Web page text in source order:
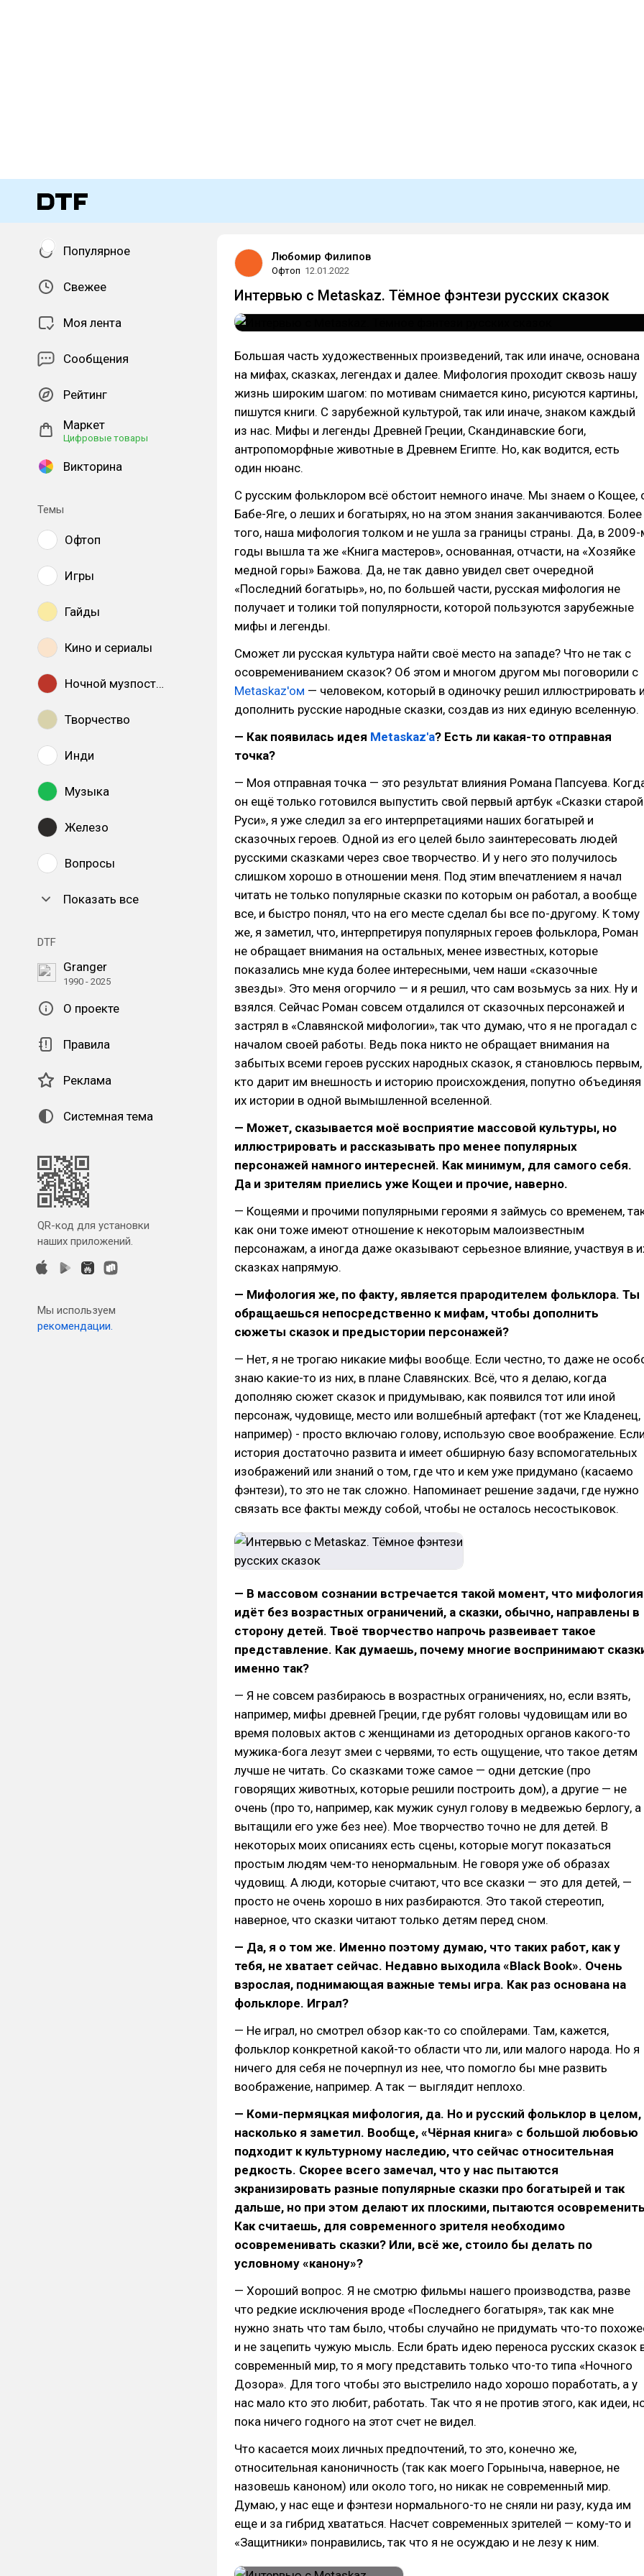
Популярное
Свежее
Моя лента
Сообщения
Рейтинг
Маркет
Цифровые товары
Викторина
Темы
Офтоп
Игры
Гайды
Кино и сериалы
Ночной музпостинг
Творчество
Инди
Музыка
Железо
Вопросы
Показать все
DTF
Granger
1990 - 2025
О проекте
Правила
Реклама
Системная тема
QR-код для установки
наших приложений.
Мы используем
рекомендации.
Любомир Филипов
Офтоп 12.01.2022
Интервью с Metaskaz. Тёмное фэнтези русских сказок
Большая часть художественных произведений, так или иначе, основана
на мифах, сказках, легендах и далее. Мифология проходит сквозь нашу
жизнь широким шагом: по мотивам снимается кино, рисуются картины,
пишутся книги. С зарубежной культурой, так или иначе, знаком каждый
из нас. Мифы и легенды Древней Греции, Скандинавские боги,
антропоморфные животные в Древнем Египте. Но, как водится, есть
один нюанс.
С русским фольклором всё обстоит немного иначе. Мы знаем о Кощее,
Бабе-Яге, о леших и богатырях, но на этом знания заканчиваются. Более
того, наша мифология толком и не ушла за границы страны. Да, в
годы вышла та же «Книга мастеров», основанная, отчасти, на «Хозяйке
медной горы» Бажова. Да, не так давно увидел свет очередной
«Последний богатырь», но, по большей части, русская мифология не
получает и толики той популярности, которой пользуются зарубежные
мифы и легенды.
Сможет ли русская культура найти своё место на западе? Что не так с
осовремениванием сказок? Об этом и многом другом мы поговорили с
Metaskaz'ом — человеком, который в одиночку решил иллюстрировать
дополнить русские народные сказки, создав из них единую вселенную.
— Как появилась идея Metaskaz'a? Есть ли какая-то отправная
точка?
— Моя отправная точка — это результат влияния Романа Папсуева.
он ещё только готовился выпустить свой первый артбук «Сказки старой
Руси», я уже следил за его интерпретациями наших богатырей и
сказочных героев. Одной из его целей было заинтересовать людей
русскими сказками через свое творчество. И у него это получилось
слишком хорошо в отношении меня. Под этим впечатлением я начал
читать не только популярные сказки по которым он работал, а вообще
все, и быстро понял, что на его месте сделал бы все по-другому. К тому
же, я заметил, что, интерпретируя популярных героев фольклора, Роман
не обращает внимания на остальных, менее известных, которые
показались мне куда более интересными, чем наши «сказочные
звезды». Это меня огорчило — и я решил, что сам возьмусь за них. Ну и
взялся. Сейчас Роман совсем отдалился от сказочных персонажей и
застрял в «Славянской мифологии», так что думаю, что я не прогадал с
началом своей работы. Ведь пока никто не обращает внимания на
забытых всеми героев русских народных сказок, я становлюсь первым,
кто дарит им внешность и историю происхождения, попутно объединяя
их истории в одной вымышленной вселенной.
— Может, сказывается моё восприятие массовой культуры, но
иллюстрировать и рассказывать про менее популярных
персонажей намного интересней. Как минимум, для самого себя.
Да и зрителям приелись уже Кощеи и прочие, наверно.
— Кощеями и прочими популярными героями я займусь со временем,
как они тоже имеют отношение к некоторым малоизвестным
персонажам, а иногда даже оказывают серьезное влияние, участвуя в
сказках напрямую.
— Мифология же, по факту, является прародителем фольклора. Ты
обращаешься непосредственно к мифам, чтобы дополнить
сюжеты сказок и предыстории персонажей?
— Нет, я не трогаю никакие мифы вообще. Если честно, то даже не
знаю какие-то из них, в плане Славянских. Всё, что я делаю, когда
дополняю сюжет сказок и придумываю, как появился тот или иной
персонаж, чудовище, место или волшебный артефакт (тот же Кладенец,
например) - просто включаю голову, использую свое воображение.
история достаточно развита и имеет обширную базу вспомогательных
изображений или знаний о том, где что и кем уже придумано (касаемо
фэнтези), то это не так сложно. Напоминает решение задачи, где нужно
связать все факты между собой, чтобы не осталось несостыковок.
— В массовом сознании встречается такой момент, что мифология
идёт без возрастных ограничений, а сказки, обычно, направлены в
сторону детей. Твоё творчество напрочь развеивает такое
представление. Как думаешь, почему многие воспринимают
именно так?
— Я не совсем разбираюсь в возрастных ограничениях, но, если взять,
например, мифы древней Греции, где рубят головы чудовищам или во
время половых актов с женщинами из детородных органов какого-то
мужика-бога лезут змеи с червями, то есть ощущение, что такое детям
лучше не читать. Со сказками тоже самое — одни детские (про
говорящих животных, которые решили построить дом), а другие — не
очень (про то, например, как мужик сунул голову в медвежью берлогу, а
вытащили его уже без нее). Мое творчество точно не для детей. В
некоторых моих описаниях есть сцены, которые могут показаться
простым людям чем-то ненормальным. Не говоря уже об образах
чудовищ. А люди, которые считают, что все сказки — это для детей, —
просто не очень хорошо в них разбираются. Это такой стереотип,
наверное, что сказки читают только детям перед сном.
— Да, я о том же. Именно поэтому думаю, что таких работ, как у
тебя, не хватает сейчас. Недавно выходила «Black Book». Очень
взрослая, поднимающая важные темы игра. Как раз основана на
фольклоре. Играл?
— Не играл, но смотрел обзор как-то со спойлерами. Там, кажется,
фольклор конкретной какой-то области что ли, или малого народа. Но я
ничего для себя не почерпнул из нее, что помогло бы мне развить
воображение, например. А так — выглядит неплохо.
— Коми-пермяцкая мифология, да. Но и русский фольклор в целом,
насколько я заметил. Вообще, «Чёрная книга» с большой любовью
подходит к культурному наследию, что сейчас относительная
редкость. Скорее всего замечал, что у нас пытаются
экранизировать разные популярные сказки про богатырей и так
дальше, но при этом делают их плоскими, пытаются
Как считаешь, для современного зрителя необходимо
осовременивать сказки? Или, всё же, стоило бы делать по
условному «канону»?
— Хороший вопрос. Я не смотрю фильмы нашего производства, разве
что редкие исключения вроде «Последнего богатыря», так как мне
нужно знать что там было, чтобы случайно не придумать что-то
и не зацепить чужую мысль. Если брать идею переноса русских сказок
современный мир, то я могу представить только что-то типа «Ночного
Дозора». Для того чтобы это выстрелило надо хорошо поработать, а у
нас мало кто это любит, работать. Так что я не против этого, как идеи,
пока ничего годного на этот счет не видел.
Что касается моих личных предпочтений, то это, конечно же,
относительная каноничность (так как моего Горыныча, наверное, не
назовешь каноном) или около того, но никак не современный мир.
Думаю, у нас еще и фэнтези нормального-то не сняли ни разу, куда им
еще и за гибрид хвататься. Насчет современных зрителей — кому-то и
«Защитники» понравились, так что я не осуждаю и не лезу к ним.